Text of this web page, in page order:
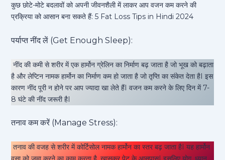
कुछ छोटे-मोटे बदलावों को अपनी जीवनशैली में लाकर आप वजन कम करने की
प्रक्रिया को आसान बना सकते हैं: 5 Fat Loss Tips in Hindi 2024
पर्याप्त नींद लें (Get Enough Sleep):
नींद की कमी से शरीर में एक हार्मोन ग्रेलिन का निर्माण बढ़ जाता है जो भूख को बढ़ाता
है और लेप्टिन नामक हार्मोन का निर्माण कम हो जाता है जो तृप्ति का संकेत देता हैI इस
कारण नींद पूरी न होने पर आप ज्यादा खा लेते हैंI वजन कम करने के लिए दिन में 7-
8 घंटे की नींद जरूरी हैI
तनाव कम करें (Manage Stress):
तनाव की वजह से शरीर में कोर्टिसोल नामक हार्मोन का स्तर बढ़ जाता हैI यह हार्मोन